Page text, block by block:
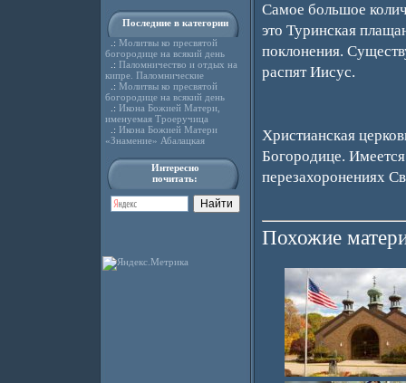
Последние в категории
.: Молитвы ко пресвятой
богородице на всякий день
.: Паломничество и отдых на
кипре. Паломнические
.: Молитвы ко пресвятой
богородице на всякий день
.: Икона Божией Матери,
именуемая Троеручица
.: Икона Божией Матери
«Знамение» Абалацкая
Интересно
почитать:
Самое большое
это Туринская
поклонения.
распят Иисус.
Христианская
Богородице.
перезахоронениях
Похожие